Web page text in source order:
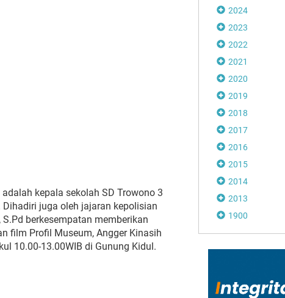
kepala sekolah SD Trowono 3
juga oleh jajaran kepolisian
berkesempatan memberikan
film Profil Museum, Angger Kinasih
10.00-13.00WIB di Gunung Kidul.
2024
2023
2022
2021
2020
2019
2018
2017
2016
2015
2014
2013
1900